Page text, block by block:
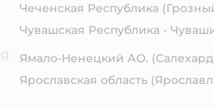
Чеченская Республика
Чувашская Республика -
Ямало-Ненецкий АО.
Ярославская область